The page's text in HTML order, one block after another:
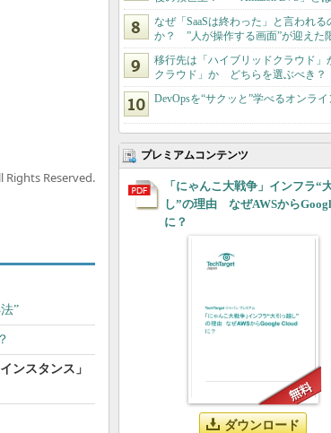
Reserved.
”
ンスタンス」
なぜ「SaaSは終わった」と言われる
か？ ”人が操作する画面”が迎えた
移行先は「ハイブリッドクラウド」
クラウド」か どちらを選ぶべき？
DevOpsを“サクッと”学べるオンラ
プレミアムコンテンツ
「にゃんこ大戦争」インフラ“
し”の理由 なぜAWSから
に？
ダウンロード